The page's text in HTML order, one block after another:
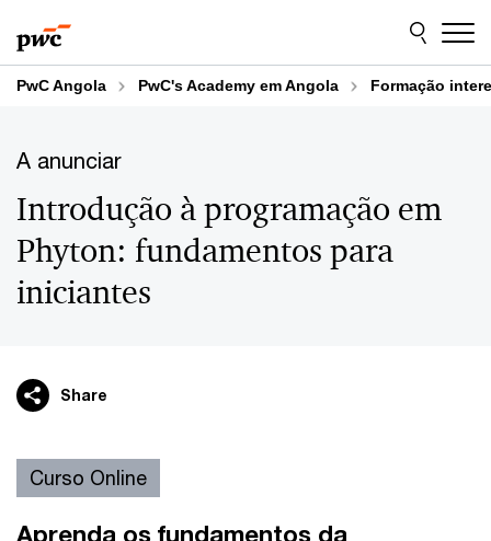
to
content
to
footer
PwC Angola PwC's Academy em Angola Formação
A anunciar
Introdução à programação em
Phyton: fundamentos para
iniciantes
Share
Curso Online
Aprenda os fundamentos da